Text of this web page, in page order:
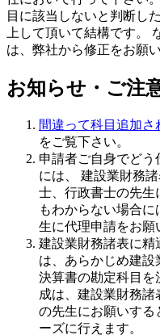
目に該当しないと判断し
上して頂いて結構です。
は、弊社から修正をお願い
お知らせ・ご注
間違って科目追加
をご覧下さい。
申請者ご自身でど
には、 建設業財務
士、行政書士の先生
もわからない場合
生に代理申請をお願
建設業財務諸表に精
は、あらかじめ建設
決算書の勘定科目を
成は、建設業財務
の先生にお願いする
ーズに行えます。